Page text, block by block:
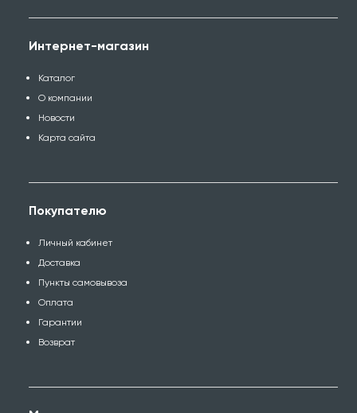
Интернет-магазин
Каталог
О компании
Новости
Карта сайта
Покупателю
Личный кабинет
Доставка
Пункты самовывоза
Оплата
Гарантии
Возврат